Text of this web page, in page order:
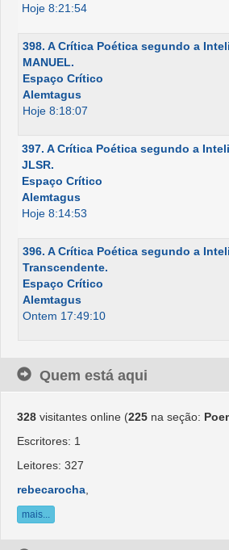
Hoje 8:21:54
398. A Crítica Poética segundo a
MANUEL.
Espaço Crítico
Alemtagus
Hoje 8:18:07
397. A Crítica Poética segundo a
JLSR.
Espaço Crítico
Alemtagus
Hoje 8:14:53
396. A Crítica Poética segundo a
Transcendente.
Espaço Crítico
Alemtagus
Ontem 17:49:10
Quem está aqui
328 visitantes online (225 na seção:
Escritores: 1
Leitores: 327
rebecarocha
mais...